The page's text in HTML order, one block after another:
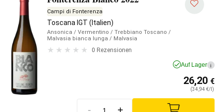
Campi di Fonterenza
Toscana IGT (Italien)
Ansonica / Vermentino / Trebbiano Toscano /
Malvasia bianca lunga / Malvasia
0 Rezensionen
Auf Lager i
26,20 €
(34,94 €/l)
- +